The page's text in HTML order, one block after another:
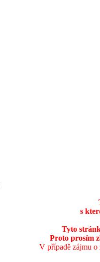
s
Tyto
Proto prosím
V případě zájmu